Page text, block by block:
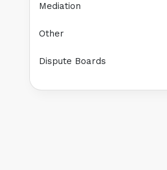
Mediation
Other
Dispute Boards